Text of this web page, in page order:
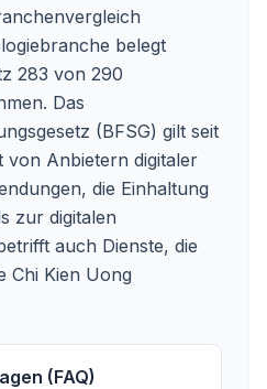
belegt
283 von 290
Das
(BFSG) gilt seit
Anbietern digitaler
die Einhaltung
zur digitalen
auch Dienste, die
Chi Kien Uong
(FAQ)